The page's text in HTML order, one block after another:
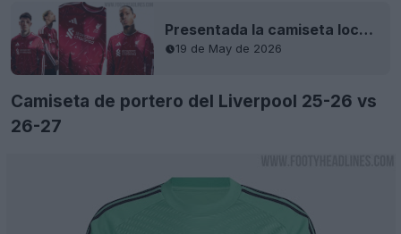
Presentada la camiseta local del Liverpool 26-27
19 de May de 2026
Camiseta de portero del Liverpool 25-26 vs
26-27